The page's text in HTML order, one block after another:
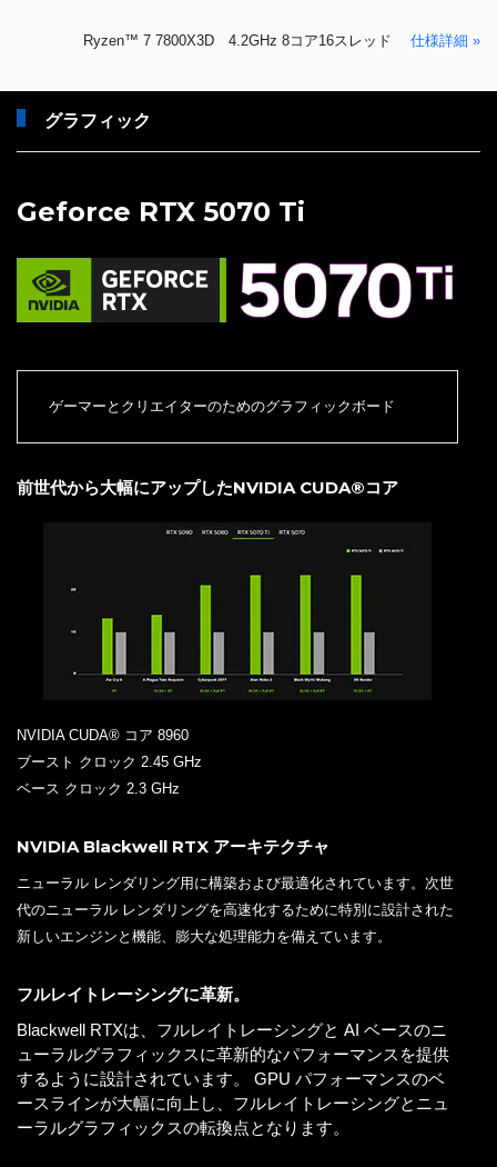
Ryzen™ 7 7800X3D 4.2GHz 8コア16スレッド 仕様詳細 »
グラフィック
Geforce RTX 5070 Ti
ゲーマーとクリエイターのためのグラフィックボード
前世代から大幅にアップしたNVIDIA CUDA®コア
NVIDIA CUDA® コア 8960
ブースト クロック 2.45 GHz
ベース クロック 2.3 GHz
NVIDIA Blackwell RTX アーキテクチャ
ニューラル レンダリング用に構築および最適化されています。次世
代のニューラル レンダリングを高速化するために特別に設計された
新しいエンジンと機能、膨大な処理能力を備えています。
フルレイトレーシングに革新。
Blackwell RTXは、フルレイトレーシングと AI ベースのニ
ューラルグラフィックスに革新的なパフォーマンスを提供
するように設計されています。 GPU パフォーマンスのベ
ースラインが大幅に向上し、フルレイトレーシングとニュ
ーラルグラフィックスの転換点となります。